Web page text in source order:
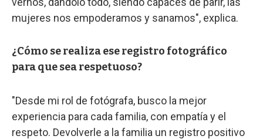
mujeres nos empoderamos y sanamos", explica.
¿Cómo se realiza ese registro fotográfico
para que sea respetuoso?
"Desde mi rol de fotógrafa, busco la mejor
experiencia para cada familia, con empatía y el
respeto. Devolverle a la familia un registro positivo